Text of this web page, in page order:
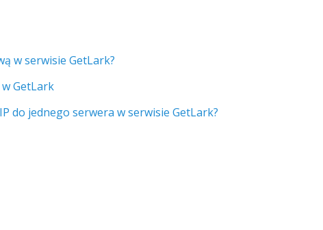
w serwisie GetLark?
GetLark
do jednego serwera w serwisie GetLark?